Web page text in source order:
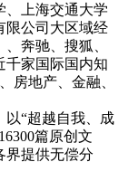
、上海交通大学
限公司大区域经
奔驰、搜狐、
千家国际国内知
房地产、金融、
以“超越自我、成
篇原创文
界提供无偿分